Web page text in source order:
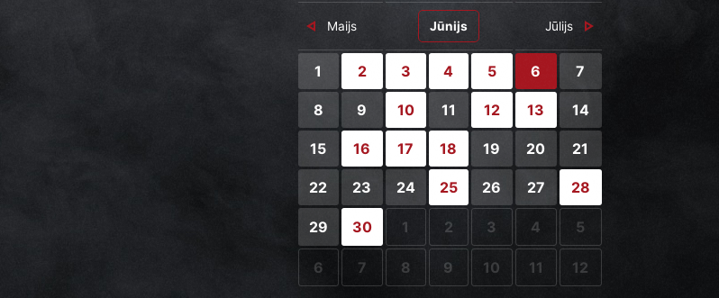
Maijs Jūnijs Jūlijs
1 2 3 4 5 6 7
8 9 10 11 12 13 14
15 16 17 18 19 20 21
22 23 24 25 26 27 28
29 30 1 2 3 4 5
6 7 8 9 10 11 12